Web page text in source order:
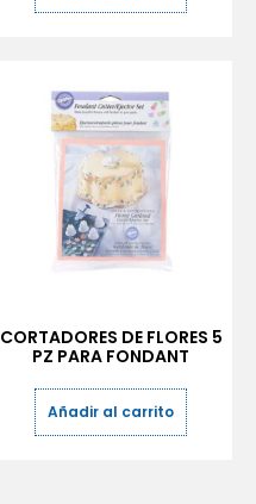
CORTADORES DE FLORES 5
PZ PARA FONDANT
Añadir al carrito